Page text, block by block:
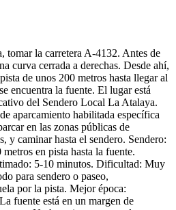
tomar la carretera A-4132. Antes de
curva cerrada a derechas. Desde ahí,
de unos 200 metros hasta llegar al
encuentra la fuente. El lugar está
del Sendero Local La Atalaya.
aparcamiento habilitada específica
en las zonas públicas de
y caminar hasta el sendero. Sendero:
en pista hasta la fuente.
5-10 minutos. Dificultad: Muy
para sendero o paseo,
por la pista. Mejor época:
fuente está en un margen de